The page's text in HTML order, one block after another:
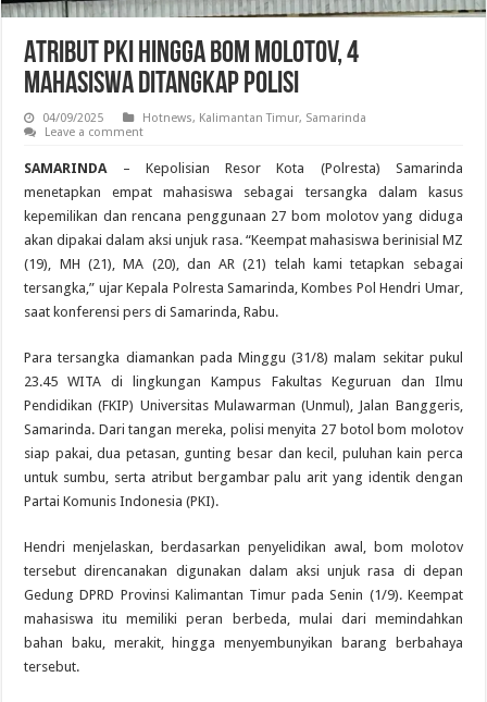
Atribut PKI hingga Bom Molotov, 4
Mahasiswa Ditangkap Polisi
04/09/2025 Hotnews, Kalimantan Timur, Samarinda
Leave a comment
SAMARINDA – Kepolisian Resor Kota (Polresta) Samarinda
menetapkan empat mahasiswa sebagai tersangka dalam kasus
kepemilikan dan rencana penggunaan 27 bom molotov yang diduga
akan dipakai dalam aksi unjuk rasa. “Keempat mahasiswa berinisial MZ
(19), MH (21), MA (20), dan AR (21) telah kami tetapkan sebagai
tersangka,” ujar Kepala Polresta Samarinda, Kombes Pol Hendri Umar,
saat konferensi pers di Samarinda, Rabu.
Para tersangka diamankan pada Minggu (31/8) malam sekitar pukul
23.45 WITA di lingkungan Kampus Fakultas Keguruan dan Ilmu
Pendidikan (FKIP) Universitas Mulawarman (Unmul), Jalan Banggeris,
Samarinda. Dari tangan mereka, polisi menyita 27 botol bom molotov
siap pakai, dua petasan, gunting besar dan kecil, puluhan kain perca
untuk sumbu, serta atribut bergambar palu arit yang identik dengan
Partai Komunis Indonesia (PKI).
Hendri menjelaskan, berdasarkan penyelidikan awal, bom molotov
tersebut direncanakan digunakan dalam aksi unjuk rasa di depan
Gedung DPRD Provinsi Kalimantan Timur pada Senin (1/9). Keempat
mahasiswa itu memiliki peran berbeda, mulai dari memindahkan
bahan baku, merakit, hingga menyembunyikan barang berbahaya
tersebut.